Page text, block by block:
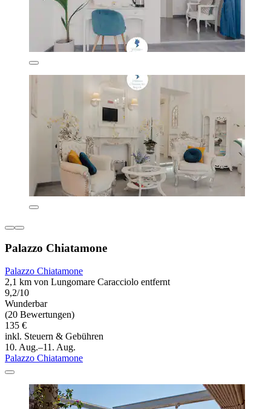
Palazzo Chiatamone
Palazzo Chiatamone
2,1 km von Lungomare Caracciolo entfernt
9,2/10
Wunderbar
(20 Bewertungen)
135 €
inkl. Steuern & Gebühren
10. Aug.–11. Aug.
Palazzo Chiatamone